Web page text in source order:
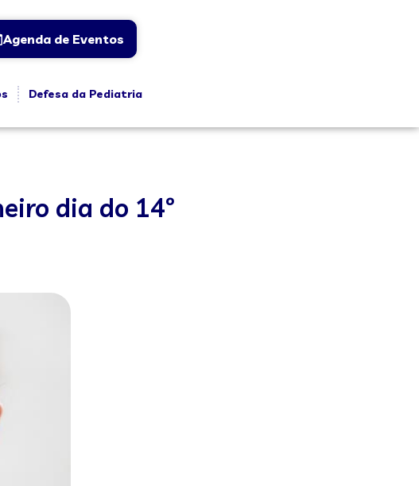
Agenda de Eventos
Defesa da Pediatria
dia do 14º